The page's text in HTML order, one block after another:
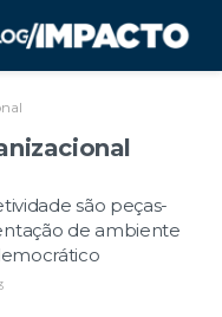
são peças-
de ambiente